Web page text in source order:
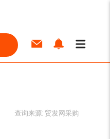
查询来源: 贸发网采购